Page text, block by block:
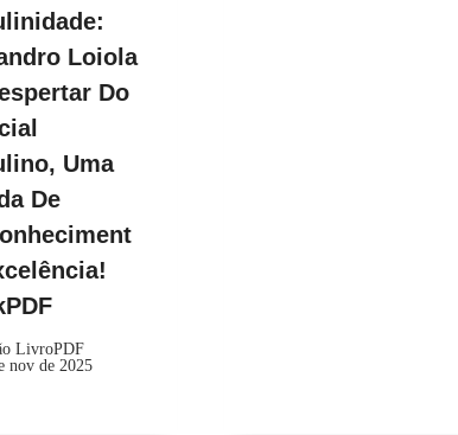
Loiola
Do
Uma
De
LivroPDF
nov de 2025